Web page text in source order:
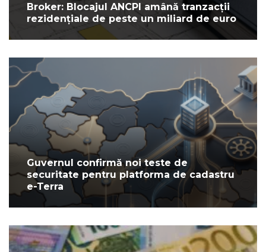
Broker: Blocajul ANCPI amână tranzacții
rezidențiale de peste un miliard de euro
Guvernul confirmă noi teste de
securitate pentru platforma de cadastru
e-Terra